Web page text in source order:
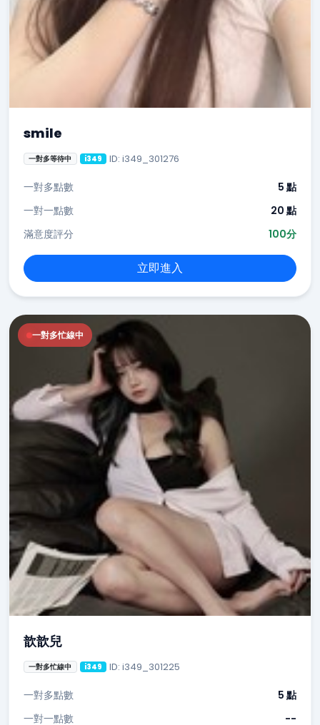
smile
一對多等待中 i349 ID: i349_301276
一對多點數
5 點
一對一點數
20 點
滿意度評分
100分
立即進入
一對多忙線中
歆歆兒
一對多忙線中 i349 ID: i349_301225
一對多點數
5 點
一對一點數
--